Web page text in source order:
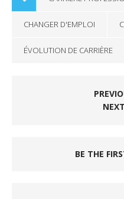
CHANGER D'EMPLOI
ÉVOLUTION DE CARRIÈRE
BE THE